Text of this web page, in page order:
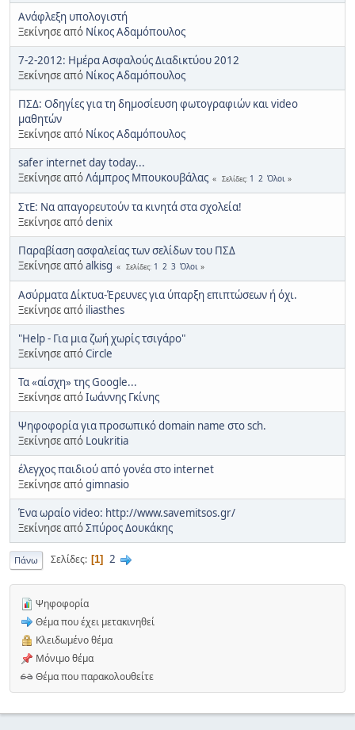
Ανάφλεξη υπολογιστή
Ξεκίνησε από Νίκος Αδαμόπουλος
7-2-2012: Ημέρα Ασφαλούς Διαδικτύου 2012
Ξεκίνησε από Νίκος Αδαμόπουλος
ΠΣΔ: Οδηγίες για τη δημοσίευση φωτογραφιών και video
μαθητών
Ξεκίνησε από Νίκος Αδαμόπουλος
safer internet day today...
Ξεκίνησε απόΛάμπρος Μπουκουβάλας Σελίδες 1 2 Όλοι
ΣτΕ: Να απαγορευτούν τα κινητά στα σχολεία!
Ξεκίνησε απόdenix
Παραβίαση ασφαλείας των σελίδων του ΠΣΔ
Ξεκίνησε απόalkisg Σελίδες 1 2 3 Όλοι
Ασύρματα Δίκτυα-Έρευνες για ύπαρξη επιπτώσεων ή όχι.
Ξεκίνησε από iliasthes
"Help - Για μια ζωή χωρίς τσιγάρο"
Ξεκίνησε απόCircle
Τα «αίσχη» της Google...
Ξεκίνησε απόΙωάννης Γκίνης
Ψηφοφορία για προσωπικό domain name στο sch.
Ξεκίνησε από Loukritia
έλεγχος παιδιού από γονέα στο internet
Ξεκίνησε απόgimnasio
Ένα ωραίο video: http://www.savemitsos.gr/
Ξεκίνησε απόΣπύρος Δουκάκης
Πάνω Σελίδες 1 2
Ψηφοφορία
Θέμα που έχει μετακινηθεί
Κλειδωμένο θέμα
Μόνιμο θέμα
Θέμα που παρακολουθείτε